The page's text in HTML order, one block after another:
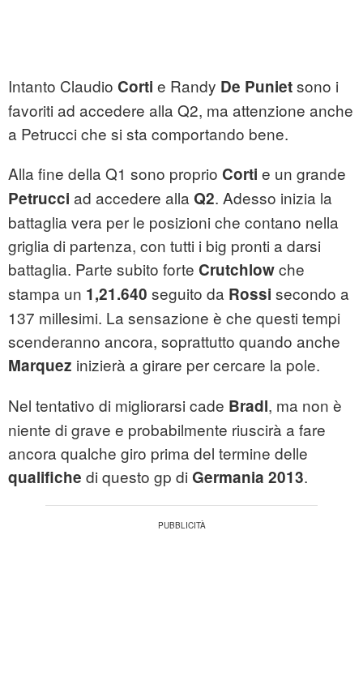
Intanto Claudio Corti e Randy De Punietsono i
favoriti ad accedere alla Q2, ma attenzione anche
a Petrucci che si sta comportando bene.
Alla fine della Q1 sono proprio Corti e un grande
Petrucci ad accedere alla Q2. Adesso inizia la
battaglia vera per le posizioni che contano nella
griglia di partenza, con tutti i big pronti a darsi
battaglia. Parte subito forte Crutchlowche
stampa un 1,21.640 seguito da Rossi secondo a
137 millesimi. La sensazione è che questi tempi
scenderanno ancora, soprattutto quando anche
Marquez inizierà a girare per cercare la pole.
Nel tentativo di migliorarsi cade Bradl, ma non è
niente di grave e probabilmente riuscirà a fare
ancora qualche giro prima del termine delle
qualifiche di questo gp di Germania 2013.